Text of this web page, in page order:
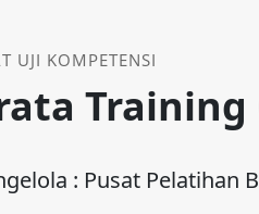
UJI KOMPETENSI
Training
: Pusat Pelatihan